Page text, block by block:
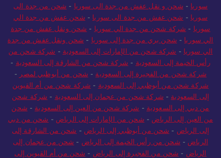
سوريا - شحن و نقل عفش من جدة الى سوريا - شحن من جدة الى
سوريا - شحن عفش من جدة الى سوريا - شحن عفش من جدة الي
سوريا - شركة شحن من جدة الي سوريا - شحن ونقل عفش من جدة
الي سوريا - شحن بري من جدة إلى سوريا - شحن ونقل عفش من جدة
الي سوريا - شركة شحن من الإمارات إلى السعودية - شركة شحن من
رأس الخيمة إلى السعودية - شركة شحن من الشارقة إلى السعودية -
شركة شحن من الفجيرة إلى السعودية - شحن من أبوظبي لمصر -
شركة شحن من أبوظبي إلى السعودية - شركة شحن من أم القيوين
إلى السعودية - شركة شحن من عجمان إلى السعودية - شركة شحن
من دبي إلى السعودية - شركة شحن من العين إلى السعودية - شحن
من العين إلى الرياض - شحن من الإمارات إلى الرياض - شحن من دبي
إلى الرياض - شحن من أبوظبي إلى الرياض - شحن من الشارقة إلى
الرياض - شحن من رأس الخيمة إلى الرياض - شحن من عجمان إلى
الرياض - شحن من الفجيرة إلى الرياض - شحن من أم القيوين إلى